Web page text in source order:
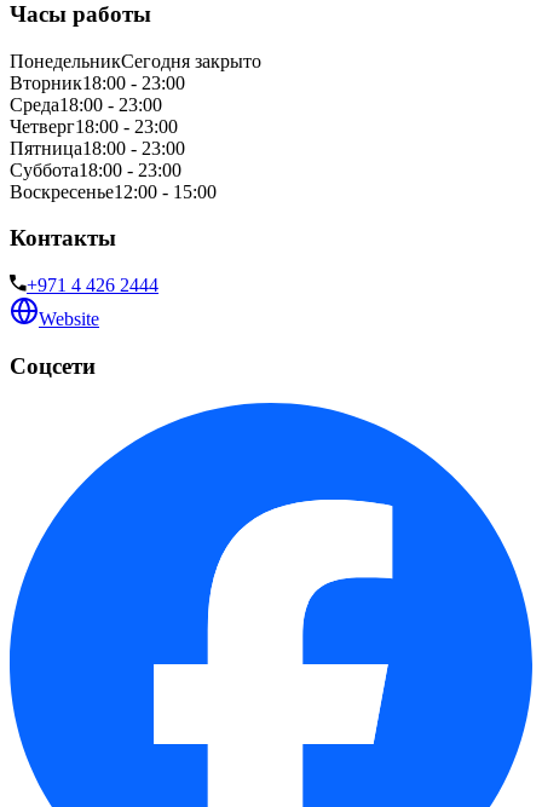
Часы работы
ПонедельникСегодня закрыто
Вторник18:00 - 23:00
Среда18:00 - 23:00
Четверг18:00 - 23:00
Пятница18:00 - 23:00
Суббота18:00 - 23:00
Воскресенье12:00 - 15:00
Контакты
+971 4 426 2444
Website
Соцсети